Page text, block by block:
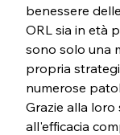
benessere
ORL sia in età
sono solo una
propria
numerose
Grazie alla loro
all'efficacia